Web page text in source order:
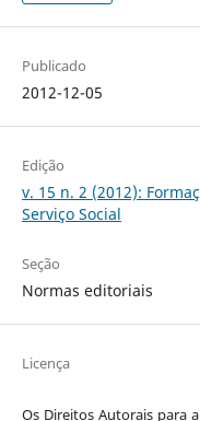
Publicado
2012-12-05
Edição
v. 15 n. 2 (2012):
Serviço Social
Seção
Normas editoriais
Licença
Os Direitos Autorais para